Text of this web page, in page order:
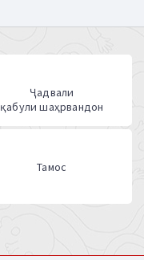
Ҷадвали
қабули шаҳрвандон
Тамос